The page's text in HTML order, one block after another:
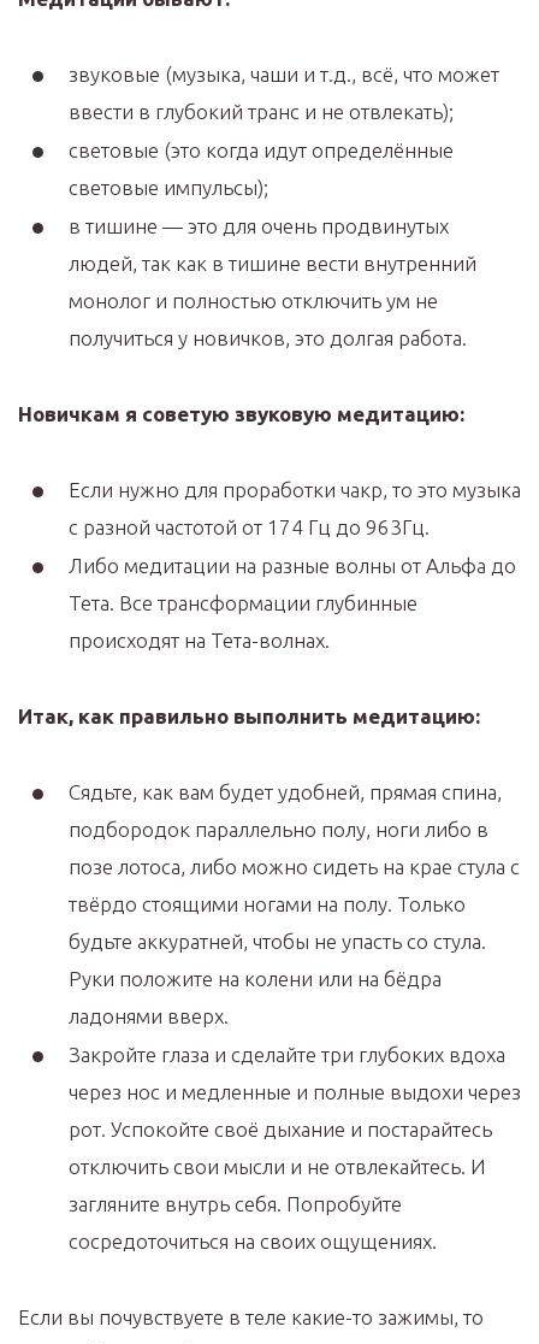
звуковые (музыка, чаши и т.д., всё, что может
ввести в глубокий транс и не отвлекать);
световые (это когда идут определённые
световые импульсы);
в тишине — это для очень продвинутых
людей, так как в тишине вести внутренний
монолог и полностью отключить ум не
получиться у новичков, это долгая работа.
Новичкам я советую звуковую медитацию:
Если нужно для проработки чакр, то это музыка
с разной частотой от 174 Гц до 963Гц.
Либо медитации на разные волны от Альфа до
Тета. Все трансформации глубинные
происходят на Тета-волнах.
Итак, как правильно выполнить медитацию:
Сядьте, как вам будет удобней, прямая спина,
подбородок параллельно полу, ноги либо в
позе лотоса, либо можно сидеть на крае стула с
твёрдо стоящими ногами на полу. Только
будьте аккуратней, чтобы не упасть со стула.
Руки положите на колени или на бёдра
ладонями вверх.
Закройте глаза и сделайте три глубоких вдоха
через нос и медленные и полные выдохи через
рот. Успокойте своё дыхание и постарайтесь
отключить свои мысли и не отвлекайтесь. И
загляните внутрь себя. Попробуйте
сосредоточиться на своих ощущениях.
Если вы почувствуете в теле какие-то зажимы, то